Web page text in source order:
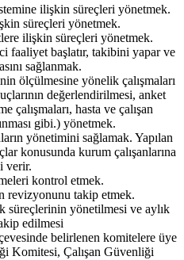
ilişkin süreçleri yönetmek.
süreçleri yönetmek.
ilişkin süreçleri yönetmek.
faaliyet başlatır, takibini yapar ve
sağlanmak.
ölçülmesine yönelik çalışmaları
değerlendirilmesi, anket
çalışmaları, hasta ve çalışan
gibi.) yönetmek.
yönetimini sağlamak. Yapılan
konusunda kurum çalışanlarına
verir.
kontrol etmek.
revizyonunu takip etmek.
süreçlerinin yönetilmesi ve aylık
edilmesi
belirlenen komitelere üye
Komitesi, Çalışan Güvenliği